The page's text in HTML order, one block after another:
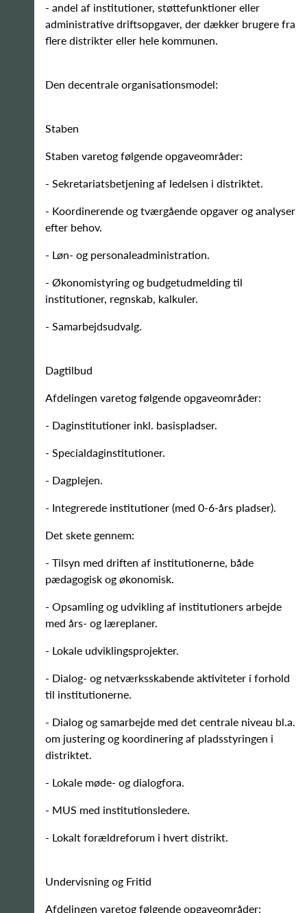
- andel af institutioner, støttefunktioner eller
administrative driftsopgaver, der dækker brugere fra
flere distrikter eller hele kommunen.
Den decentrale organisationsmodel:
Staben
Staben varetog følgende opgaveområder:
- Sekretariatsbetjening af ledelsen i distriktet.
- Koordinerende og tværgående opgaver og analyser
efter behov.
- Løn- og personaleadministration.
- Økonomistyring og budgetudmelding til
institutioner, regnskab, kalkuler.
- Samarbejdsudvalg.
Dagtilbud
Afdelingen varetog følgende opgaveområder:
- Daginstitutioner inkl. basispladser.
- Specialdaginstitutioner.
- Dagplejen.
- Integrerede institutioner (med 0-6-års pladser).
Det skete gennem:
- Tilsyn med driften af institutionerne, både
pædagogisk og økonomisk.
- Opsamling og udvikling af institutioners arbejde
med års- og læreplaner.
- Lokale udviklingsprojekter.
- Dialog- og netværksskabende aktiviteter i forhold
til institutionerne.
- Dialog og samarbejde med det centrale niveau bl.a.
om justering og koordinering af pladsstyringen i
distriktet.
- Lokale møde- og dialogfora.
- MUS med institutionsledere.
- Lokalt forældreforum i hvert distrikt.
Undervisning og Fritid
Afdelingen varetog følgende opgaveområder: